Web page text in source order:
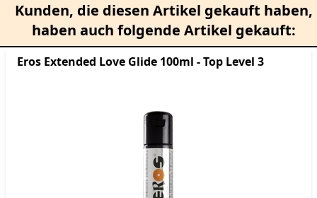
Kunden, die diesen Artikel gekauft haben,
haben auch folgende Artikel gekauft:
Eros Extended Love Glide 100ml - Top Level 3